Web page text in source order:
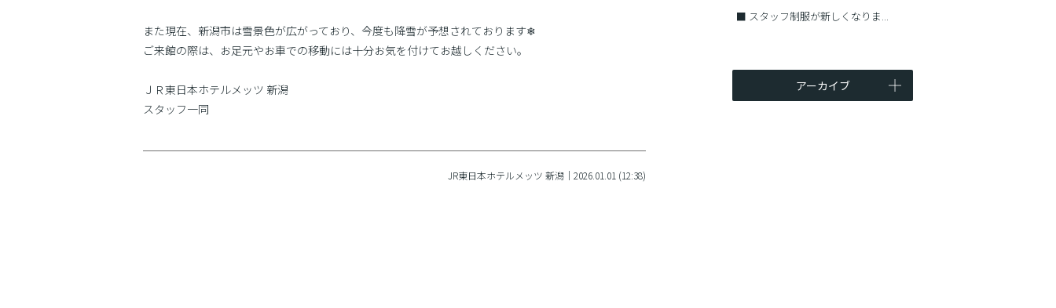
また現在、新潟市は雪景色が広がっており、今度も降雪が予想されております❄
ご来館の際は、お足元やお車での移動には十分お気を付けてお越しください。
ＪＲ東日本ホテルメッツ 新潟
スタッフ一同
JR東日本ホテルメッツ 新潟｜2026.01.01 (12:38)
■ スタッフ制服が新しくなりま...
アーカイブ